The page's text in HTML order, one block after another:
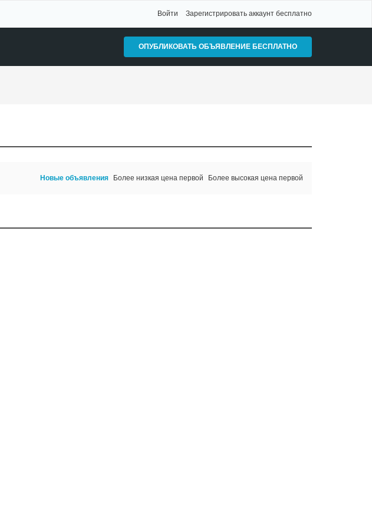
Войти Зарегистрировать аккаунт бесплатно
ОПУБЛИКОВАТЬ ОБЪЯВЛЕНИЕ БЕСПЛАТНО
Новые объявления Более низкая цена первой Более высокая цена первой